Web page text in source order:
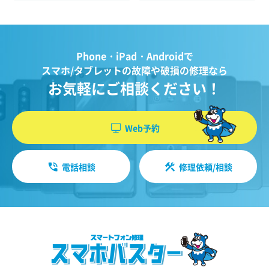
Phone・iPad・Androidで
スマホ/タブレットの故障や破損の修理なら
お気軽にご相談ください！
Web予約
電話相談 修理依頼/相談